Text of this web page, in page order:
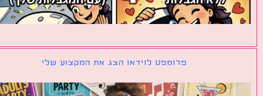
פרומפט לוידאו הצג את המקצוע שלי